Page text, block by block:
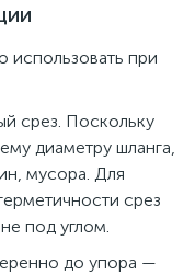
при
срез. Поскольку
диаметру шланга,
мусора. Для
срез
под углом.
до упора —